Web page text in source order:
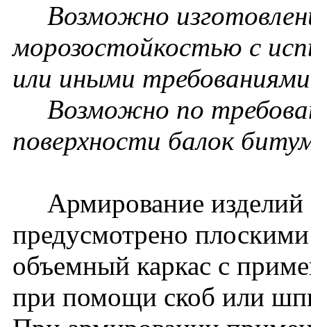
Возможно
морозостойкостью с
или иными
Возможно по
поверхности балок
Армирование изделий
предусмотрено
объемный каркас с
при помощи скоб или